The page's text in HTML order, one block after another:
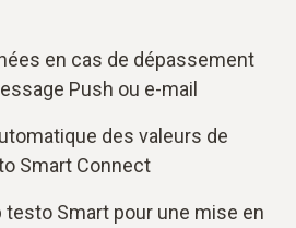
en cas de dépassement
Push ou e-mail
des valeurs de
Smart Connect
testo Smart pour une mise en